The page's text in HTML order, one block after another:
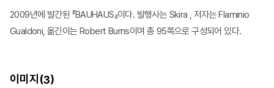
2009년에 발간된 『BAUHAUS』이다. 발행사는 Skira , 저자는 Flaminio
Gualdoni, 옮긴이는 Robert Burns이며 총 95쪽으로 구성되어 있다.
이미지(3)